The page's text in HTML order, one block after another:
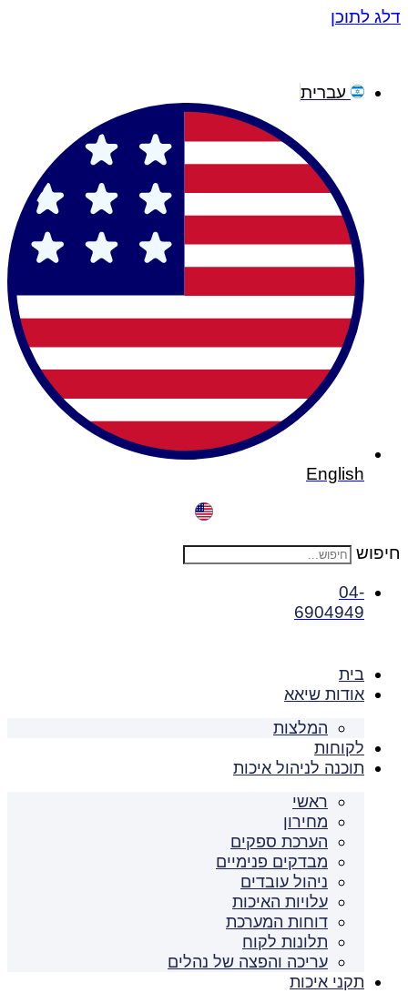
דלג לתוכן
עברית
English
חיפוש
04-
6904949
בית
אודות שיאא
המלצות
לקוחות
תוכנה לניהול איכות
ראשי
מחירון
הערכת ספקים
מבדקים פנימיים
ניהול עובדים
עלויות האיכות
דוחות המערכת
תלונות לקוח
עריכה והפצה של נהלים
תקני איכות